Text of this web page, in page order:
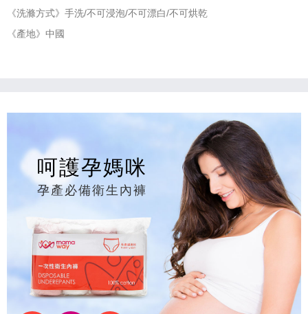
《洗滌方式》手洗/不可浸泡/不可漂白/不可烘乾
《產地》中國
呵護孕媽咪
孕產必備衛生內褲